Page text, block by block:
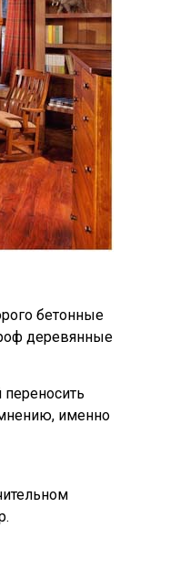
бетонные
деревянные
именно